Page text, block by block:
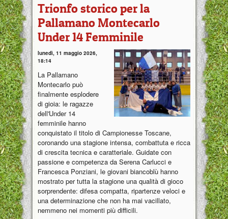
Trionfo storico per la
Pallamano Montecarlo
Under 14 Femminile
lunedì, 11 maggio 2026,
18:14
La Pallamano
Montecarlo può
finalmente esplodere
di gioia: le ragazze
dell'Under 14
femminile hanno
conquistato il titolo di Campionesse Toscane,
coronando una stagione intensa, combattuta e ricca
di crescita tecnica e caratteriale. Guidate con
passione e competenza da Serena Carlucci e
Francesca Ponziani, le giovani biancoblù hanno
mostrato per tutta la stagione una qualità di gioco
sorprendente: difesa compatta, ripartenze veloci e
una determinazione che non ha mai vacillato,
nemmeno nei momenti più difficili.